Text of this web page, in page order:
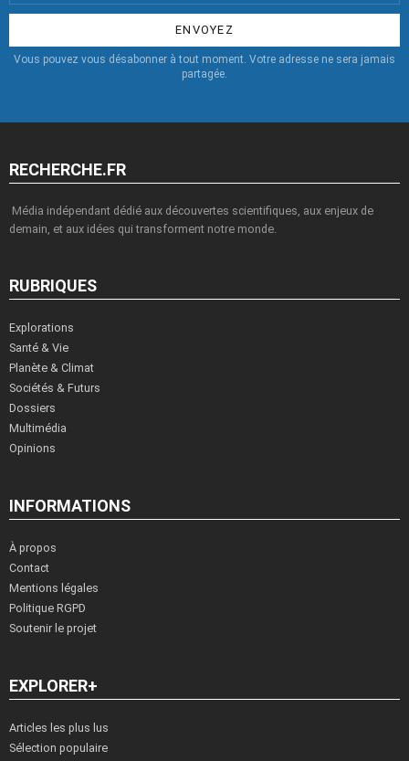
:
Vous pouvez vous désabonner à tout moment. Votre adresse ne sera jamais
partagée.
RECHERCHE.FR
Média indépendant dédié aux découvertes scientifiques, aux enjeux de
demain, et aux idées qui transforment notre monde.
RUBRIQUES
Explorations
Santé & Vie
Planète & Climat
Sociétés & Futurs
Dossiers
Multimédia
Opinions
INFORMATIONS
À propos
Contact
Mentions légales
Politique RGPD
Soutenir le projet
EXPLORER+
Articles les plus lus
Sélection populaire